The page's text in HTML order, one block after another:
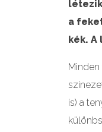
a
kék.
is) a